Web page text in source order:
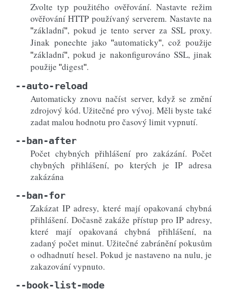
Zvolte typ použitého ověřování. Nastavte režim
ověřování HTTP používaný serverem. Nastavte na
"základní", pokud je tento server za SSL proxy.
Jinak ponechte jako"automaticky", což použije
"základní", pokud je nakonfigurováno SSL, jinak
použije "digest".
--auto-reload
Automaticky znovu načíst server, když se změní
zdrojový kód. Užitečné pro vývoj. Měli byste také
zadat malou hodnotu pro časový limit vypnutí.
--ban-after
Počet chybných přihlášení pro zakázání. Počet
chybných přihlášení, po kterých je IP adresa
zakázána
--ban-for
Zakázat IP adresy, které mají opakovaná chybná
přihlášení. Dočasně zakáže přístup pro IP adresy,
které mají opakovaná chybná přihlášení, na
zadaný počet minut. Užitečné zabránění pokusům
o odhadnutí hesel. Pokud je nastaveno na nulu, je
zakazování vypnuto.
--book-list-mode